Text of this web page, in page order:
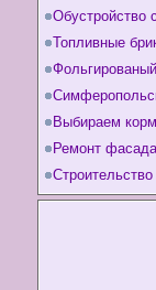
Обустройство
Топливные
Выбираем
Ремонт